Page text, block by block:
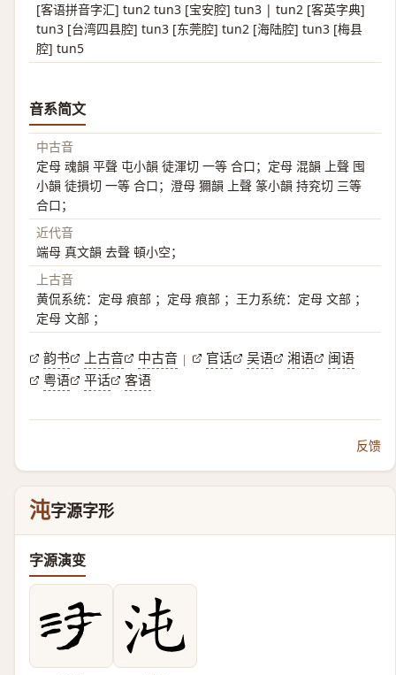
[客语拼音字汇] tun2 tun3 [宝安腔] tun3 | tun2 [客英字典]
tun3 [台湾四县腔] tun3 [东莞腔] tun2 [海陆腔] tun3 [梅县
腔] tun5
音系简文
中古音
定母 魂韻 平聲 屯小韻 徒渾切 一等 合口；定母 混韻 上聲 囤
小韻 徒損切 一等 合口；澄母 獮韻 上聲 篆小韻 持兖切 三等
合口；
近代音
端母 真文韻 去聲 頓小空；
上古音
黄侃系统：定母 痕部 ；定母 痕部 ；王力系统：定母 文部 ；
定母 文部 ；
韵书 上古音 中古音 | 官话 吴语 湘语
闽语
粤语
平话 客语
反馈
沌字源字形
字源演变